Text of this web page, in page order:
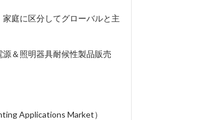
庭に区分してグローバルと主
＆照明器具耐候性製品販売
Applications Market）